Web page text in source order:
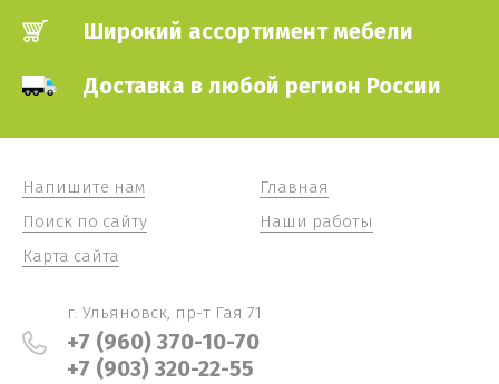
Широкий ассортимент мебели
Доставка в любой регион России
Напишите нам
Поиск по сайту
Карта сайта
Главная
Наши работы
г. Ульяновск, пр-т Гая 71
+7 (960) 370-10-70
+7 (903) 320-22-55